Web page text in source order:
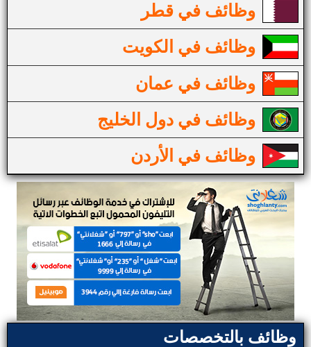
وظائف في قطر
وظائف في الكويت
وظائف في عمان
وظائف في دول الخليج
وظائف في الأردن
وظائف بالتخصصات